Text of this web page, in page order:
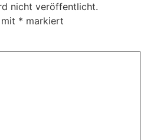
nicht veröffentlicht.
* markiert